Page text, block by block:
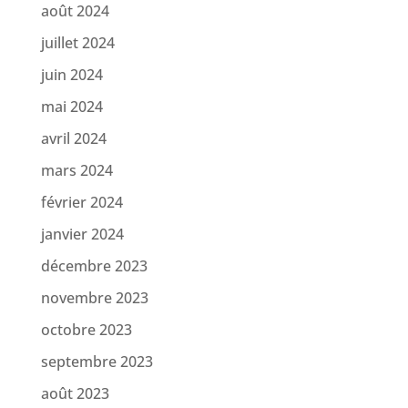
août 2024
juillet 2024
juin 2024
mai 2024
avril 2024
mars 2024
février 2024
janvier 2024
décembre 2023
novembre 2023
octobre 2023
septembre 2023
août 2023